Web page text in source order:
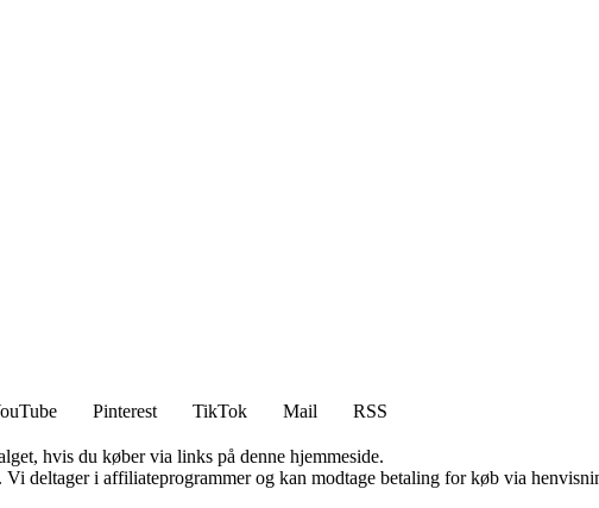
Pinterest TikTok Mail
RSS
hvis du køber via links på denne hjemmeside.
deltager i affiliateprogrammer og kan modtage betaling for køb via